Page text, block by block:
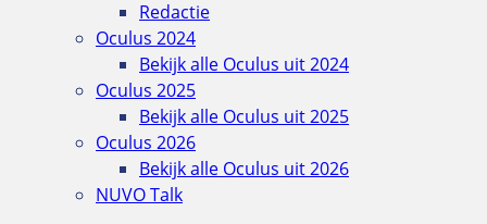
Redactie
Oculus 2024
Bekijk alle Oculus uit 2024
Oculus 2025
Bekijk alle Oculus uit 2025
Oculus 2026
Bekijk alle Oculus uit 2026
NUVO Talk